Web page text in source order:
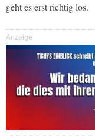
geht es erst richtig los.
Anzeige